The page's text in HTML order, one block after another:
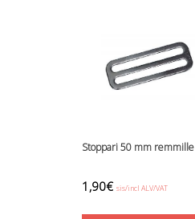
Stoppari 50 mm remmille
1,90€ sis/incl ALV/VAT